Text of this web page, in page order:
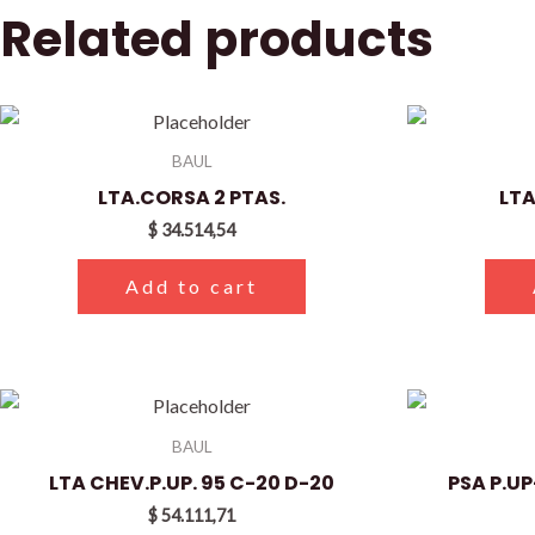
Related products
BAUL
LTA.CORSA 2 PTAS.
$ 34.514,54
Add to cart
BAUL
LTA CHEV.P.UP. 95 C-20 D-20
$54.111,71
PSA